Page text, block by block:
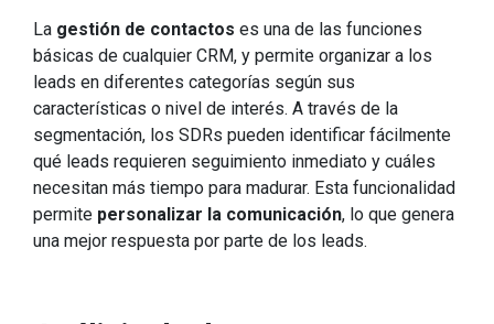
La gestión de contactos es una de las funciones
básicas de cualquier CRM, y permite organizar a los
leads en diferentes categorías según sus
características o nivel de interés. A través de la
segmentación, los SDRs pueden identificar fácilmente
qué leads requieren seguimiento inmediato y cuáles
necesitan más tiempo para madurar. Esta funcionalidad
permite personalizar la comunicación, lo que genera
una mejor respuesta por parte de los leads.